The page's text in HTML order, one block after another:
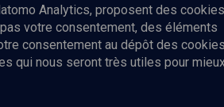
Analytics, proposent des cookies
votre consentement, des éléments
consentement au dépôt des
qui nous seront très utiles pour